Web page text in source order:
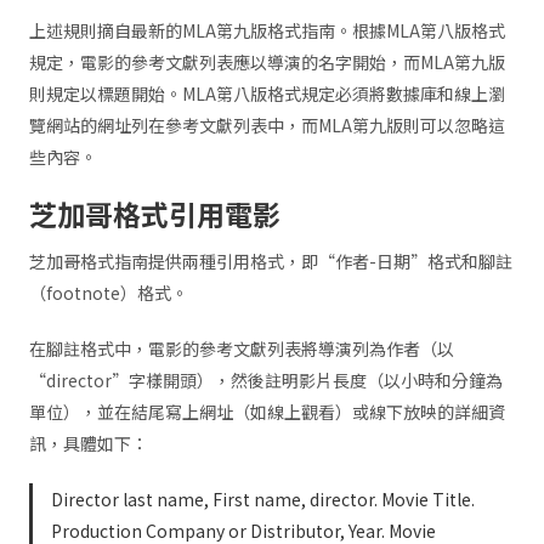
上述規則摘自最新的MLA第九版格式指南。根據MLA第八版格式
規定，電影的參考文獻列表應以導演的名字開始，而MLA第九版
則規定以標題開始。MLA第八版格式規定必須將數據庫和線上瀏
覽網站的網址列在參考文獻列表中，而MLA第九版則可以忽略這
些內容。
芝加哥格式引用電影
芝加哥格式指南提供兩種引用格式，即“作者-日期”格式和腳註
（footnote）格式。
在腳註格式中，電影的參考文獻列表將導演列為作者（以
“director”字樣開頭），然後註明影片長度（以小時和分鐘為
單位），並在結尾寫上網址（如線上觀看）或線下放映的詳細資
訊，具體如下：
Director last name, First name, director. Movie Title.
Production Company or Distributor, Year. Movie